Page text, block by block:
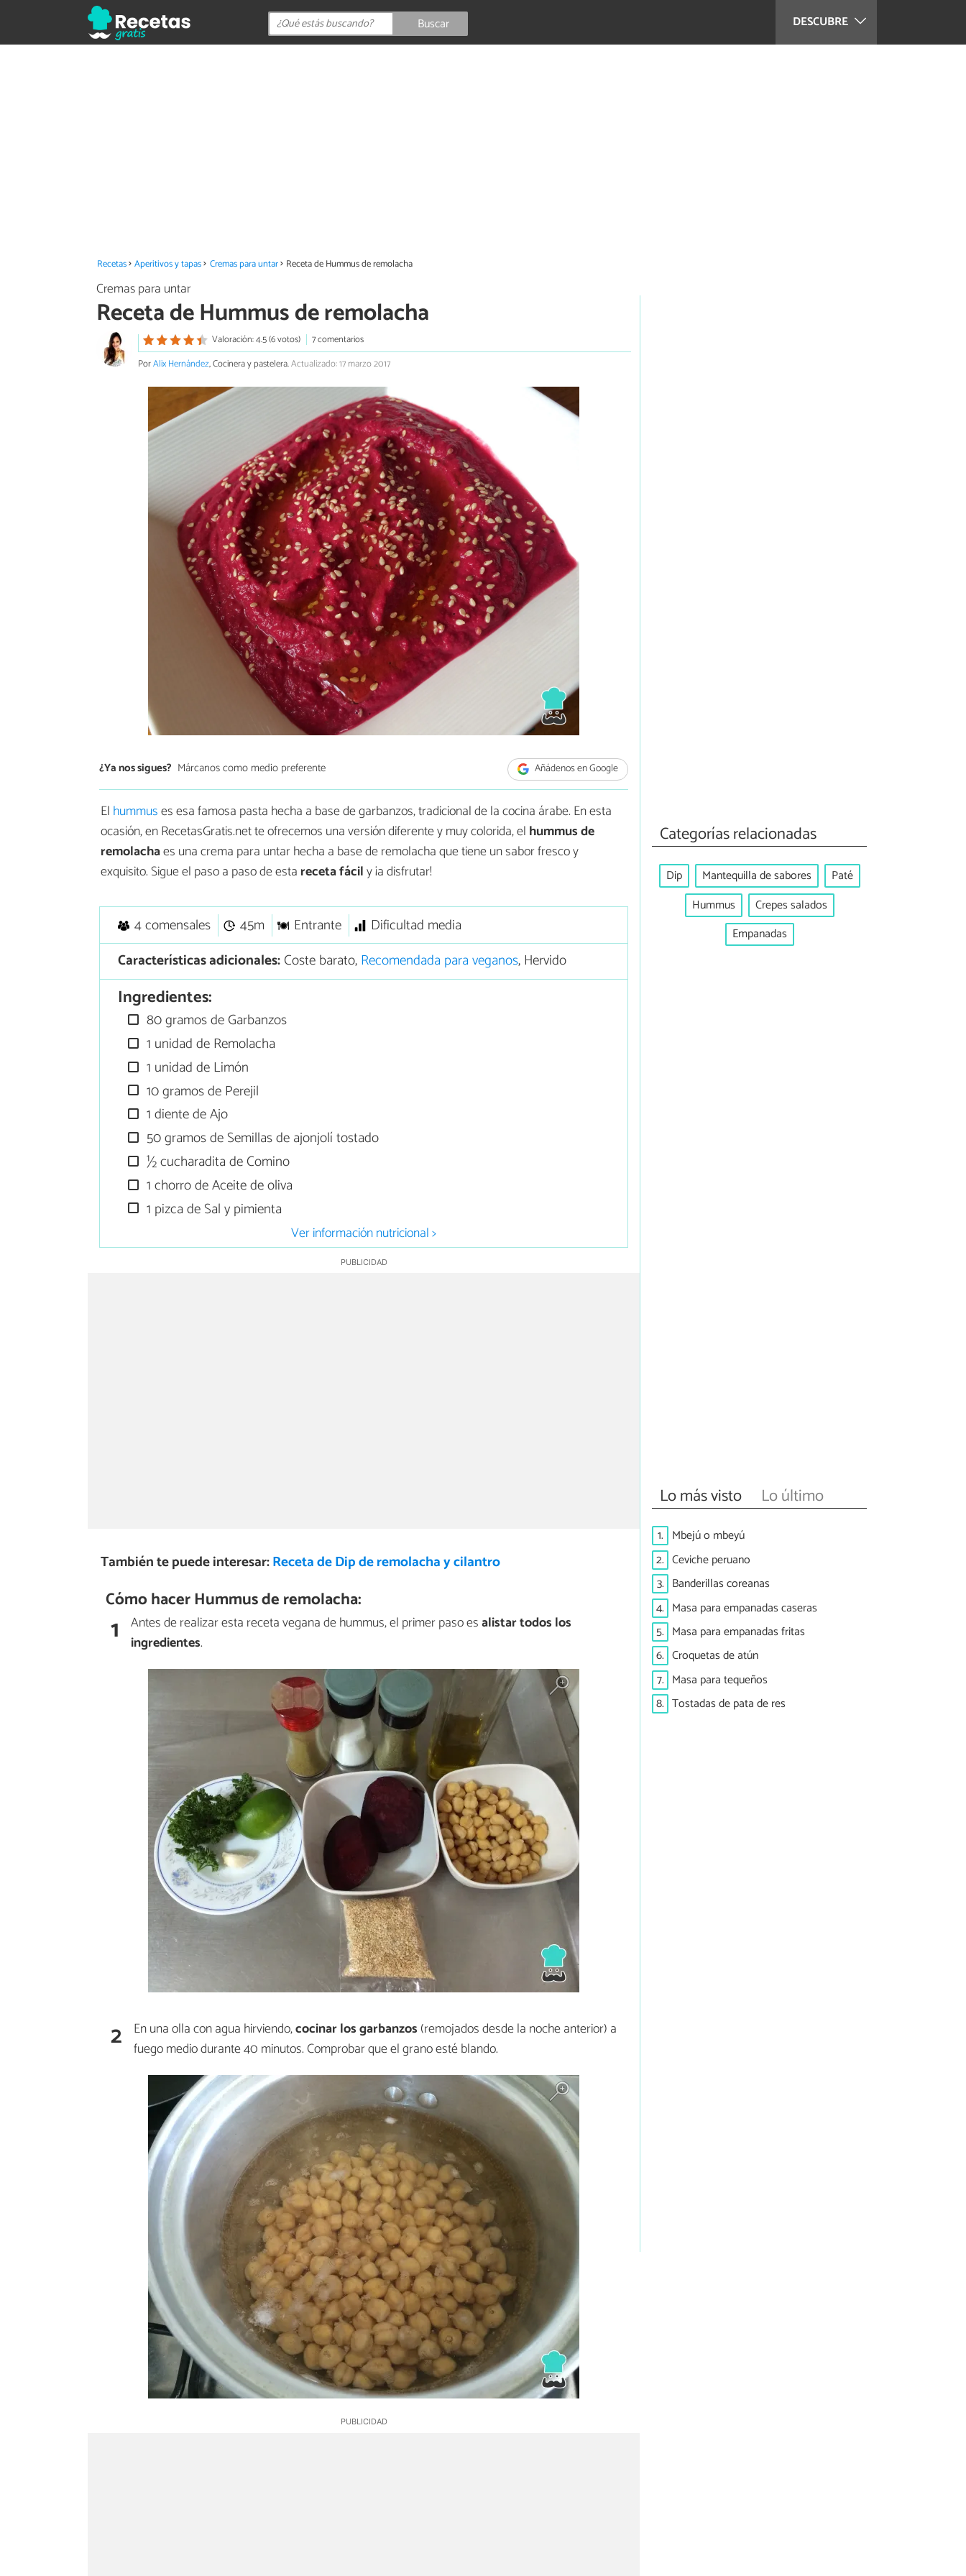
DESCUBRE
Buscar
Recetas Aperitivos y tapas Cremas para untar Receta de Hummus de remolacha
Cremas para untar
Receta de Hummus de remolacha
Valoración: 4.5 (6 votos)
7 comentarios
PorAlix Hernández, Cocinera y pastelera.Actualizado: 17 marzo 2017
¿Ya nos sigues? Márcanos como medio preferente Añádenos en Google
El hummuses esa famosa pasta hecha a base de garbanzos, tradicional de la cocina árabe. En esta
ocasión, en RecetasGratis.net te ofrecemos una versión diferente y muy colorida, el hummus de
remolachaes una crema para untar hecha a base de remolacha que tiene un sabor fresco y
exquisito. Sigue el paso a paso de esta receta fácily ¡a disfrutar!
4 comensales 45m Entrante
Dificultad media
Características adicionales:Coste barato,Recomendada para veganos, Hervido
Ingredientes:
80 gramos de Garbanzos
1 unidad de Remolacha
1 unidad de Limón
10 gramos de Perejil
1 diente de Ajo
50 gramos de Semillas de ajonjolí tostado
½ cucharadita de Comino
1 chorro de Aceite de oliva
1 pizca de Sal y pimienta
Ver información nutricional >
También te puede interesar:Receta de Dip de remolacha y cilantro
Cómo hacer Hummus de remolacha:
1 Antes de realizar esta receta vegana de hummus, el primer paso esalistar todos los
ingredientes.
2 En una olla con agua hirviendo,cocinar los garbanzos (remojados desde la noche anterior) a
fuego medio durante 40 minutos. Comprobar que el grano esté blando.
Categorías relacionadas
Dip Mantequilla de sabores
Paté
Hummus
Crepes salados
Empanadas
Lo más visto Lo último
1. Mbejú o mbeyú
2. Ceviche peruano
3. Banderillas coreanas
4. Masa para empanadas caseras
5. Masa para empanadas fritas
6. Croquetas de atún
7. Masa para tequeños
8. Tostadas de pata de res